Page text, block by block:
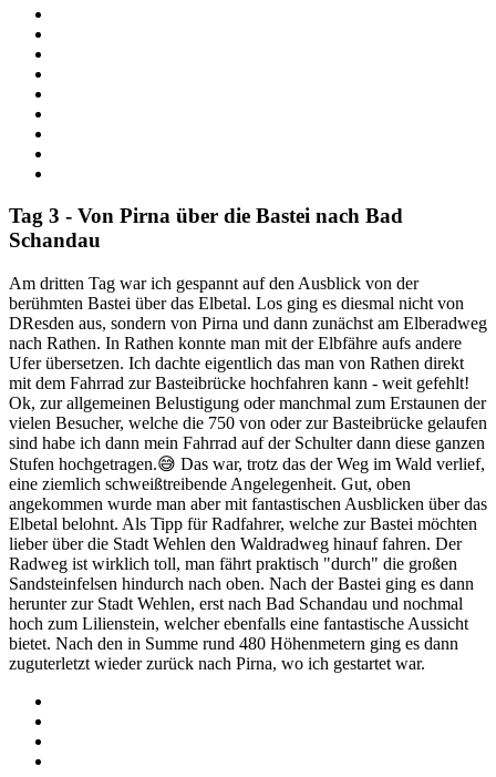
Tag 3 - Von Pirna über die Bastei nach Bad
Schandau
Am dritten Tag war ich gespannt auf den Ausblick von der
berühmten Bastei über das Elbetal. Los ging es diesmal nicht von
DResden aus, sondern von Pirna und dann zunächst am Elberadweg
nach Rathen. In Rathen konnte man mit der Elbfähre aufs andere
Ufer übersetzen. Ich dachte eigentlich das man von Rathen direkt
mit dem Fahrrad zur Basteibrücke hochfahren kann - weit gefehlt!
Ok, zur allgemeinen Belustigung oder manchmal zum Erstaunen der
vielen Besucher, welche die 750 von oder zur Basteibrücke gelaufen
sind habe ich dann mein Fahrrad auf der Schulter dann diese ganzen
Stufen hochgetragen.😅 Das war, trotz das der Weg im Wald verlief,
eine ziemlich schweißtreibende Angelegenheit. Gut, oben
angekommen wurde man aber mit fantastischen Ausblicken über das
Elbetal belohnt. Als Tipp für Radfahrer, welche zur Bastei möchten
lieber über die Stadt Wehlen den Waldradweg hinauf fahren. Der
Radweg ist wirklich toll, man fährt praktisch "durch" die großen
Sandsteinfelsen hindurch nach oben. Nach der Bastei ging es dann
herunter zur Stadt Wehlen, erst nach Bad Schandau und nochmal
hoch zum Lilienstein, welcher ebenfalls eine fantastische Aussicht
bietet. Nach den in Summe rund 480 Höhenmetern ging es dann
zuguterletzt wieder zurück nach Pirna, wo ich gestartet war.